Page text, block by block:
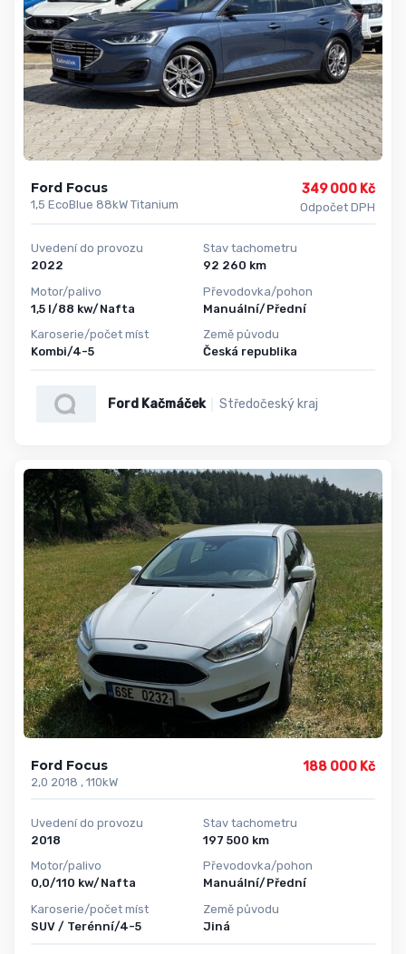
Ford Focus
1,5 EcoBlue 88kW Titanium
349 000 Kč
Odpočet DPH
Uvedení do provozu
2022
Motor/palivo
1,5 l/88 kw/Nafta
Karoserie/počet míst
Kombi/4-5
Stav tachometru
92 260 km
Převodovka/pohon
Manuální/Přední
Země původu
Česká republika
Ford Kačmáček Středočeský kraj
Ford Focus
2,0 2018 , 110kW
188 000 Kč
Uvedení do provozu
2018
Motor/palivo
0,0/110 kw/Nafta
Karoserie/počet míst
SUV / Terénní/4-5
Stav tachometru
197 500 km
Převodovka/pohon
Manuální/Přední
Země původu
Jiná